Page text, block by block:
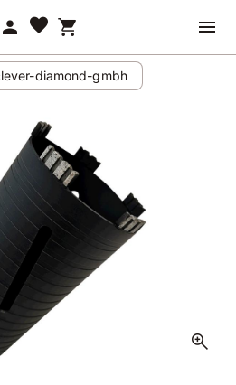
person favorite shopping_cart
diamond-gmbh
zoom_in